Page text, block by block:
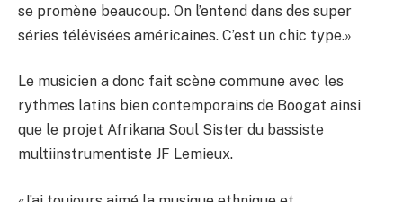
se promène beaucoup. On l’entend dans des super
séries télévisées américaines. C’est un chic type.»
Le musicien a donc fait scène commune avec les
rythmes latins bien contemporains de Boogat ainsi
que le projet Afrikana Soul Sister du bassiste
multiinstrumentiste JF Lemieux.